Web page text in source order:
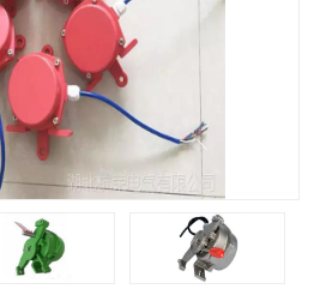
光电开关
拉绳开关
打滑开关
倾斜开关